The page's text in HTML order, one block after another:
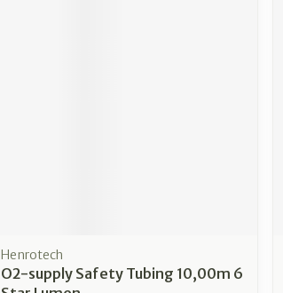
Henrotech
O2-supply Safety Tubing 10,00m 6